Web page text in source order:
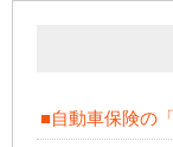
■自動車保険の